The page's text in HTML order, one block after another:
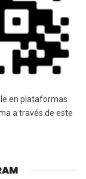
en plataformas
a través de este